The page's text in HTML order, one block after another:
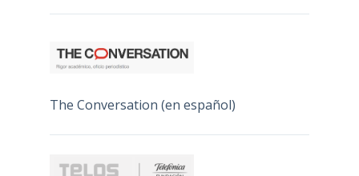
The Conversation (en español)